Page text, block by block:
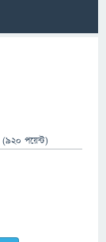
(920 পয়েন্ট)